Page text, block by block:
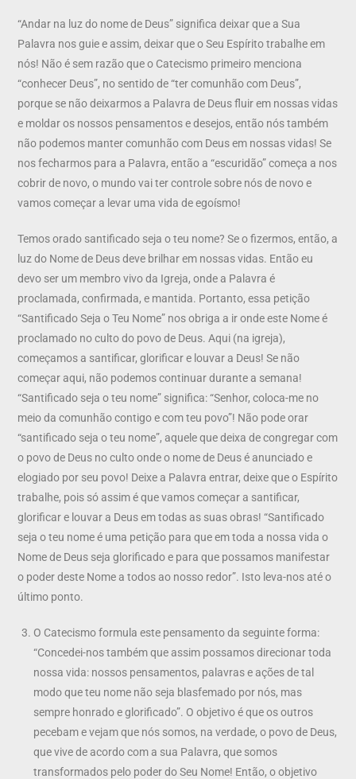
“Andar na luz do nome de Deus” significa deixar que a Sua
Palavra nos guie e assim, deixar que o Seu Espírito trabalhe em
nós! Não é sem razão que o Catecismo primeiro menciona
“conhecer Deus”, no sentido de “ter comunhão com Deus”,
porque se não deixarmos a Palavra de Deus fluir em nossas vidas
e moldar os nossos pensamentos e desejos, então nós também
não podemos manter comunhão com Deus em nossas vidas! Se
nos fecharmos para a Palavra, então a “escuridão” começa a nos
cobrir de novo, o mundo vai ter controle sobre nós de novo e
vamos começar a levar uma vida de egoísmo!
Temos orado santificado seja o teu nome? Se o fizermos, então, a
luz do Nome de Deus deve brilhar em nossas vidas. Então eu
devo ser um membro vivo da Igreja, onde a Palavra é
proclamada, confirmada, e mantida. Portanto, essa petição
“Santificado Seja o Teu Nome” nos obriga a ir onde este Nome é
proclamado no culto do povo de Deus. Aqui (na igreja),
começamos a santificar, glorificar e louvar a Deus! Se não
começar aqui, não podemos continuar durante a semana!
“Santificado seja o teu nome” significa: “Senhor, coloca-me no
meio da comunhão contigo e com teu povo”! Não pode orar
“santificado seja o teu nome”, aquele que deixa de congregar com
o povo de Deus no culto onde o nome de Deus é anunciado e
elogiado por seu povo! Deixe a Palavra entrar, deixe que o Espírito
trabalhe, pois só assim é que vamos começar a santificar,
glorificar e louvar a Deus em todas as suas obras! “Santificado
seja o teu nome é uma petição para que em toda a nossa vida o
Nome de Deus seja glorificado e para que possamos manifestar
o poder deste Nome a todos ao nosso redor”. Isto leva-nos até o
último ponto.
O Catecismo formula este pensamento da seguinte forma:
“Concedei-nos também que assim possamos direcionar toda
nossa vida: nossos pensamentos, palavras e ações de tal
modo que teu nome não seja blasfemado por nós, mas
sempre honrado e glorificado”. O objetivo é que os outros
pecebam e vejam que nós somos, na verdade, o povo de Deus,
que vive de acordo com a sua Palavra, que somos
transformados pelo poder do Seu Nome! Então, o objetivo